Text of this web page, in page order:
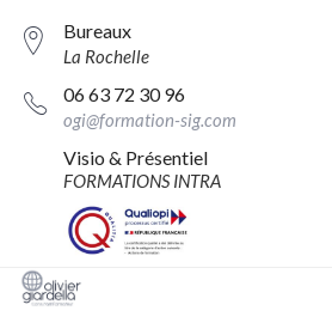
Bureaux
La Rochelle
06 63 72 30 96
ogi@formation-sig.com
Visio & Présentiel
FORMATIONS INTRA